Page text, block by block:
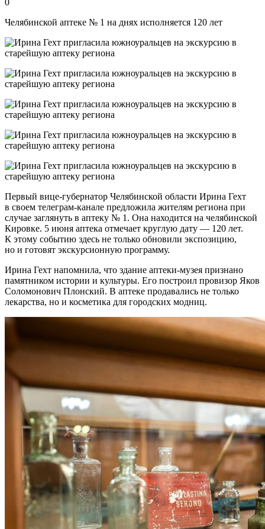
Челябинской аптеке № 1 на днях исполняется 120 лет
Первый вице-губернатор Челябинской области Ирина Гехт
в своем телеграм-канале предложила жителям региона при
случае заглянуть в аптеку № 1. Она находится на челябинской
Кировке. 5 июня аптека отмечает круглую дату — 120 лет.
К этому событию здесь не только обновили экспозицию,
но и готовят экскурсионную программу.
Ирина Гехт напомнила, что здание аптеки-музея признано
памятником истории и культуры. Его построил провизор Яков
Соломонович Плонский. В аптеке продавались не только
лекарства, но и косметика для городских модниц.